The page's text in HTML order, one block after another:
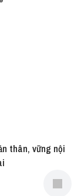
đồng kiến
bắt tay thiết
áp lực
“bản lĩnh lì
bị công
thân, vững nội